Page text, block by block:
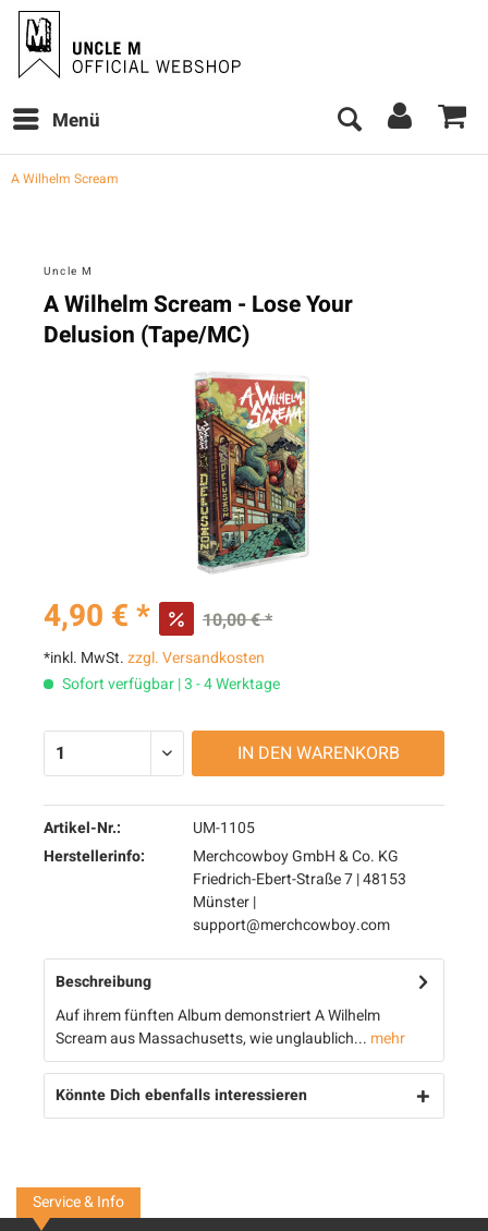
Menü
A Wilhelm Scream
Uncle M
A Wilhelm Scream - Lose Your
Delusion (Tape/MC)
4,90 € * 10,00 € *
*inkl. MwSt.zzgl. Versandkosten
Sofort verfügbar | 3 - 4 Werktage
IN DEN WARENKORB
Artikel-Nr.:
UM-1105
Herstellerinfo:
Merchcowboy GmbH & Co. KG
Friedrich-Ebert-Straße 7 | 48153
Münster |
support@merchcowboy.com
Beschreibung
Auf ihrem fünften Album demonstriert A Wilhelm
Scream aus Massachusetts, wie unglaublich... mehr
Könnte Dich ebenfalls interessieren
Service & Info